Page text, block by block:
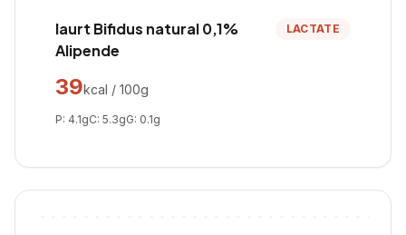
Iaurt Bifidus natural 0,1%
Alipende
LACTATE
39kcal / 100g
P: 4.1gC: 5.3gG: 0.1g